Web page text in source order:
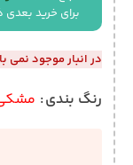
برای خرید
در انبار موجود نمی
رنگ بندی